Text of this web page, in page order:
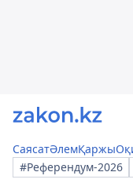
СаясатӘлемҚаржы
#Референдум-2026